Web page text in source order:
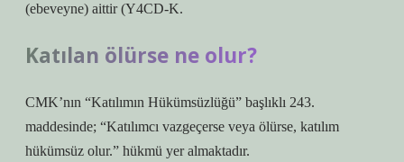
(ebeveyne) aittir (Y4CD-K.
Katılan ölürse ne olur?
CMK’nın “Katılımın Hükümsüzlüğü” başlıklı 243.
maddesinde; “Katılımcı vazgeçerse veya ölürse, katılım
hükümsüz olur.” hükmü yer almaktadır.